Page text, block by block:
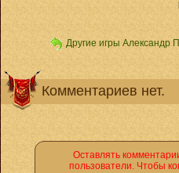
Другие игры Александр
Комментариев нет.
Оставлять
пользователи. Чтобы